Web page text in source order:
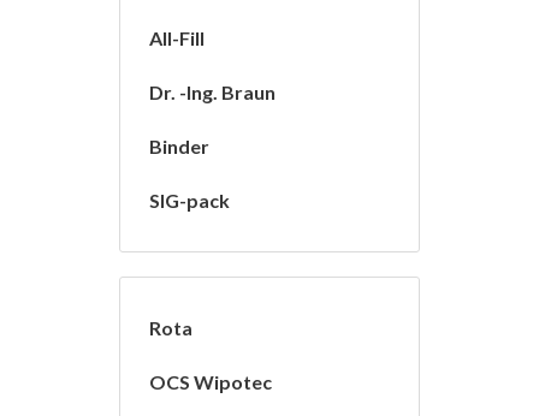
All-Fill
Dr. -Ing. Braun
Binder
SIG-pack
Rota
OCS Wipotec